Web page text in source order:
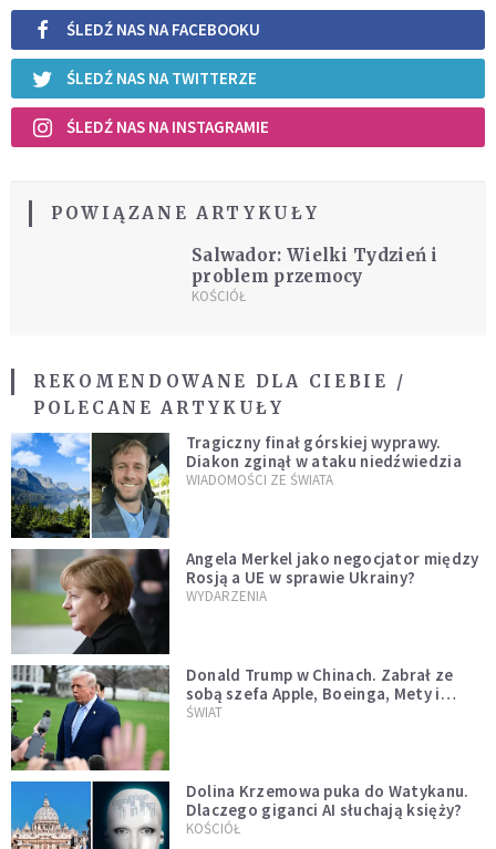
ŚLEDŹ NAS NA FACEBOOKU
ŚLEDŹ NAS NA TWITTERZE
ŚLEDŹ NAS NA INSTAGRAMIE
POWIĄZANE ARTYKUŁY
Salwador: Wielki Tydzień i
problem przemocy
KOŚCIÓŁ
REKOMENDOWANE DLA CIEBIE /
POLECANE ARTYKUŁY
Tragiczny finał górskiej wyprawy.
Diakon zginął w ataku niedźwiedzia
WIADOMOŚCI ZE ŚWIATA
Angela Merkel jako negocjator między
Rosją a UE w sprawie Ukrainy?
WYDARZENIA
Donald Trump w Chinach. Zabrał ze
sobą szefa Apple, Boeinga, Mety i
Muska
ŚWIAT
Dolina Krzemowa puka do Watykanu.
Dlaczego giganci AI słuchają księży?
KOŚCIÓŁ